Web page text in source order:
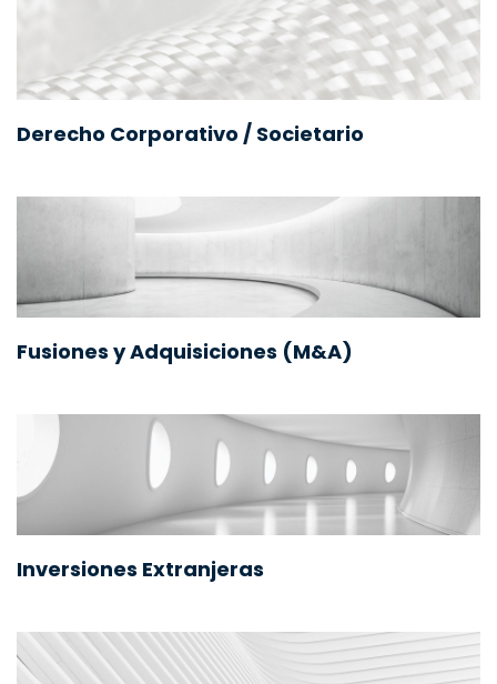
Derecho Corporativo / Societario
Fusiones y Adquisiciones (M&A)
Inversiones Extranjeras